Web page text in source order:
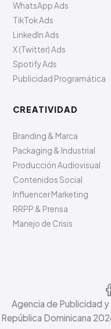
WhatsApp Ads
TikTok Ads
LinkedIn Ads
X (Twitter) Ads
Spotify Ads
Publicidad Programática
CREATIVIDAD
Branding & Marca
Packaging & Industrial
Producción Audiovisual
Contenidos Social
Influencer Marketing
RRPP & Prensa
Manejo de Crisis
Agencia de Publicidad
República Dominicana